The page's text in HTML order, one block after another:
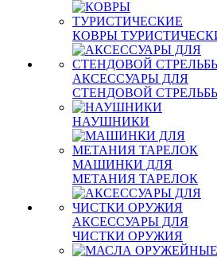
КОВРЫ
АКСЕССУАРЫ ДЛЯ
СТЕНДОВОЙ
НАУШНИКИ
МАШИНКИ ДЛЯ
МЕТАНИЯ ТАРЕЛОК
АКСЕССУАРЫ ДЛЯ
ЧИСТКИ ОРУЖИЯ